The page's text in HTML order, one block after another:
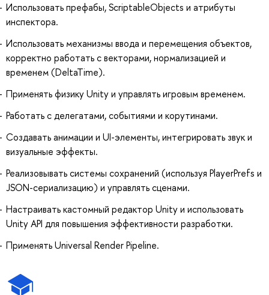
Использовать префабы, ScriptableObjects и атрибуты
инспектора.
Использовать механизмы ввода и перемещения объектов,
корректно работать с векторами, нормализацией и
временем (DeltaTime).
Применять физику Unity и управлять игровым временем.
Работать с делегатами, событиями и корутинами.
Создавать анимации и UI-элементы, интегрировать звук и
визуальные эффекты.
Реализовывать системы сохранений (используя PlayerPrefs и
JSON-сериализацию) и управлять сценами.
Настраивать кастомный редактор Unity и использовать
Unity API для повышения эффективности разработки.
Применять Universal Render Pipeline.